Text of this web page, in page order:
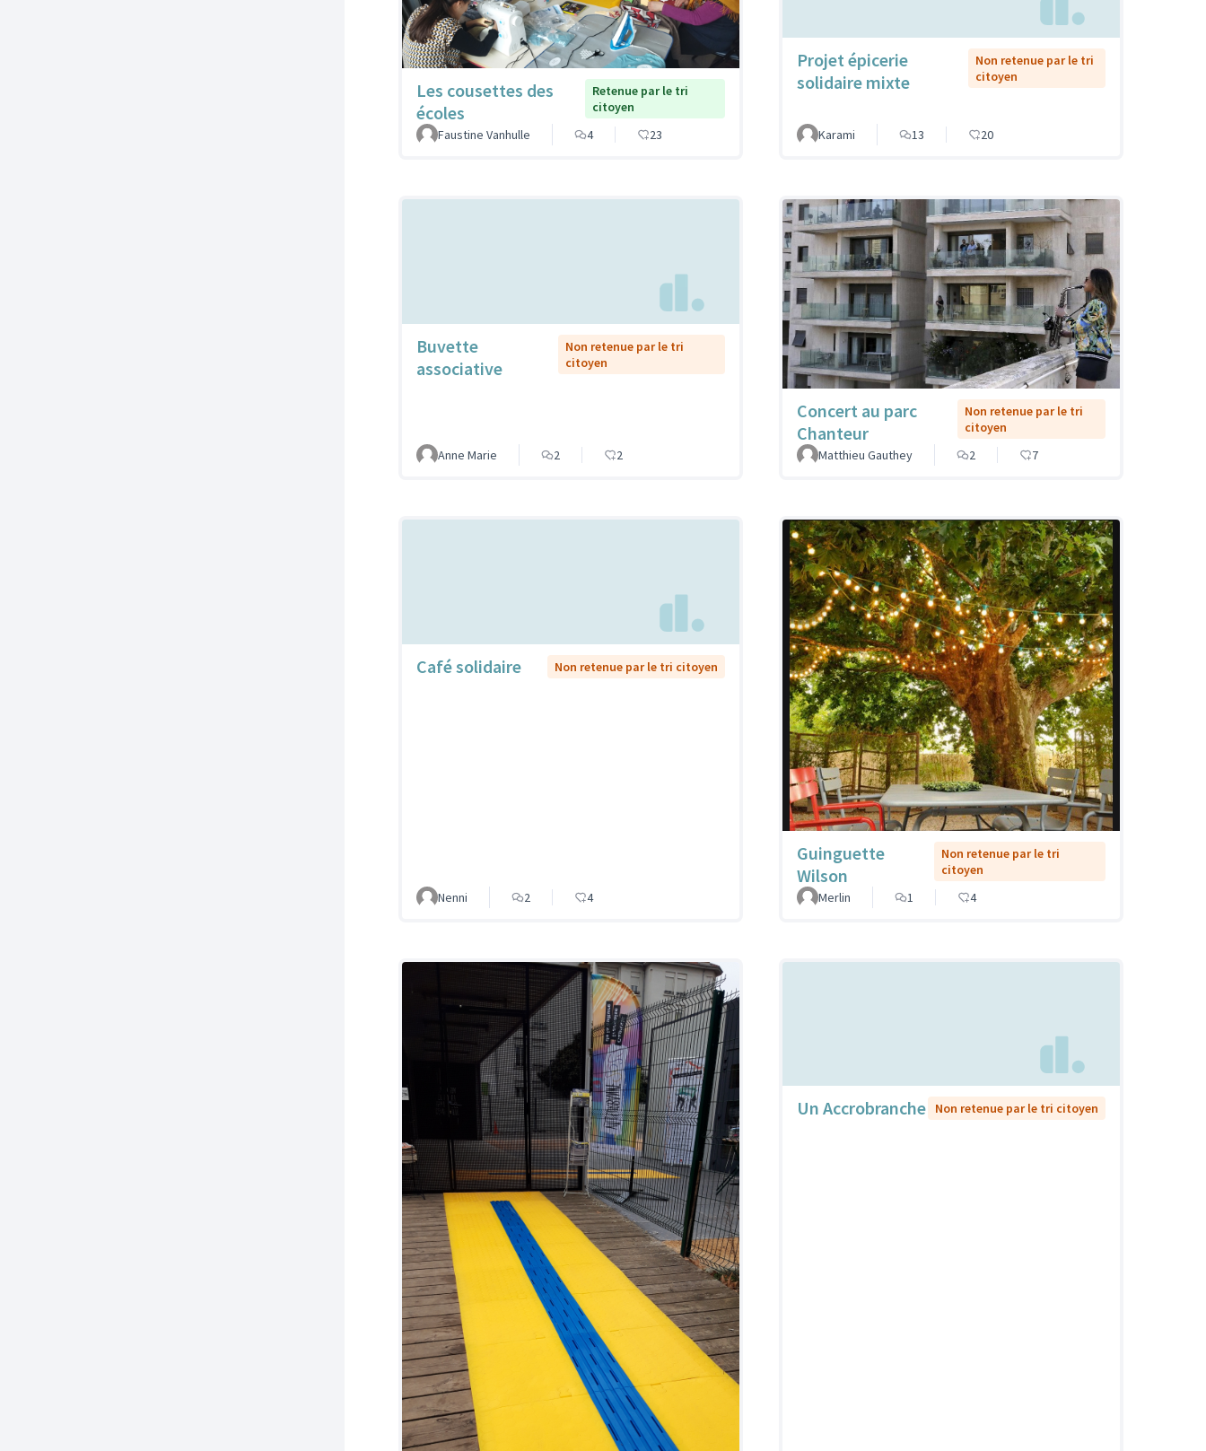
Les cousettes des
écoles
Retenue par le tri
citoyen
Faustine Vanhulle
4 23
Projet épicerie
solidaire mixte
Non retenue par le tri
citoyen
Karami 13 20
Buvette
associative
Non retenue par le tri
citoyen
Anne Marie 2 2
Concert au parc
Chanteur
Non retenue par le tri
citoyen
Matthieu Gauthey
2 7
Café solidaire Non retenue par le tri citoyen
Nenni 2 4
Guinguette
Wilson
Non retenue par le tri
citoyen
Merlin
1 4
Un Accrobranche Non retenue par le tri citoyen